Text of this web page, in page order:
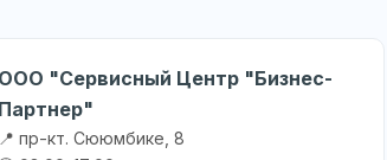
ООО "Сервисный Центр "Бизнес-
Партнер"
📍 пр-кт. Сююмбике, 8